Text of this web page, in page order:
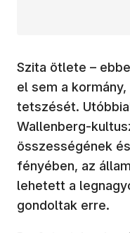
Szita ötlete –
el sem a
tetszését.
Wallenberg-
összességének
fényében, az
lehetett a
gondoltak erre.